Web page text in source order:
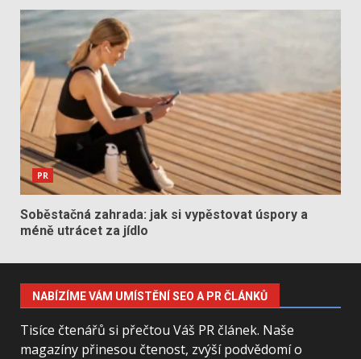
PR
Soběstačná zahrada: jak si vypěstovat úspory a
méně utrácet za jídlo
NABÍZÍME VÁM UMÍSTĚNÍ SEO A PR ČLÁNKŮ
Tisíce čtenářů si přečtou Váš PR článek. Naše
magazíny přinesou čtenost, zvýší podvědomí o